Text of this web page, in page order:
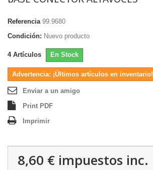
Referencia 99.9680
Condición: Nuevo producto
4 Artículos En Stock
Advertencia: ¡Últimos artículos en inventario!
Enviar a un amigo
Print PDF
Imprimir
8,60 € impuestos inc.